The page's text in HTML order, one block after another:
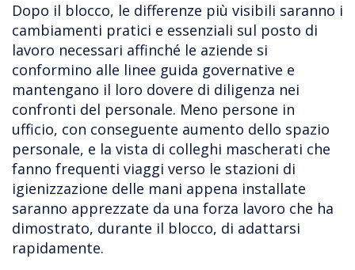
Dopo il blocco, le differenze più visibili saranno i
cambiamenti pratici e essenziali sul posto di
lavoro necessari affinché le aziende si
conformino alle linee guida governative e
mantengano il loro dovere di diligenza nei
confronti del personale. Meno persone in
ufficio, con conseguente aumento dello spazio
personale, e la vista di colleghi mascherati che
fanno frequenti viaggi verso le stazioni di
igienizzazione delle mani appena installate
saranno apprezzate da una forza lavoro che ha
dimostrato, durante il blocco, di adattarsi
rapidamente.